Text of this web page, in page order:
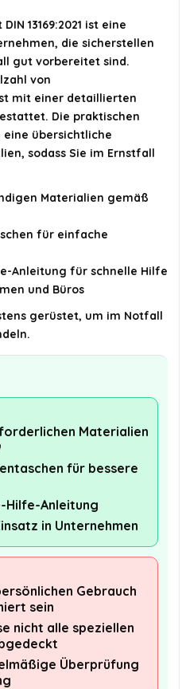
13169:2021 ist eine
die sicherstellen
gut vorbereitet sind.
von
mit einer detaillierten
Die praktischen
übersichtliche
sodass Sie im Ernstfall
Materialien gemäß
für einfache
Anleitung für schnelle Hilfe
und Büros
gerüstet, um im Notfall
Materialien
für bessere
Hilfe-Anleitung
in Unternehmen
Gebrauch
sein
nicht alle speziellen
Überprüfung